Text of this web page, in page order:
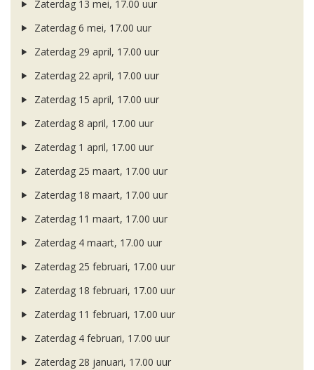
Zaterdag 13 mei, 17.00 uur
Zaterdag 6 mei, 17.00 uur
Zaterdag 29 april, 17.00 uur
Zaterdag 22 april, 17.00 uur
Zaterdag 15 april, 17.00 uur
Zaterdag 8 april, 17.00 uur
Zaterdag 1 april, 17.00 uur
Zaterdag 25 maart, 17.00 uur
Zaterdag 18 maart, 17.00 uur
Zaterdag 11 maart, 17.00 uur
Zaterdag 4 maart, 17.00 uur
Zaterdag 25 februari, 17.00 uur
Zaterdag 18 februari, 17.00 uur
Zaterdag 11 februari, 17.00 uur
Zaterdag 4 februari, 17.00 uur
Zaterdag 28 januari, 17.00 uur